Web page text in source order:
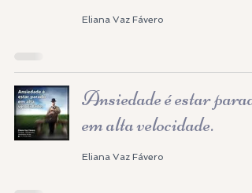
Eliana Vaz Fávero
Ansiedade é estar parado
em alta velocidade.
Eliana Vaz Fávero